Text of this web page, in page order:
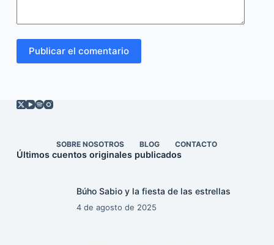
Publicar el comentario
SOBRE NOSOTROS BLOG CONTACTO
Últimos cuentos originales publicados
Búho Sabio y la fiesta de las estrellas
4 de agosto de 2025